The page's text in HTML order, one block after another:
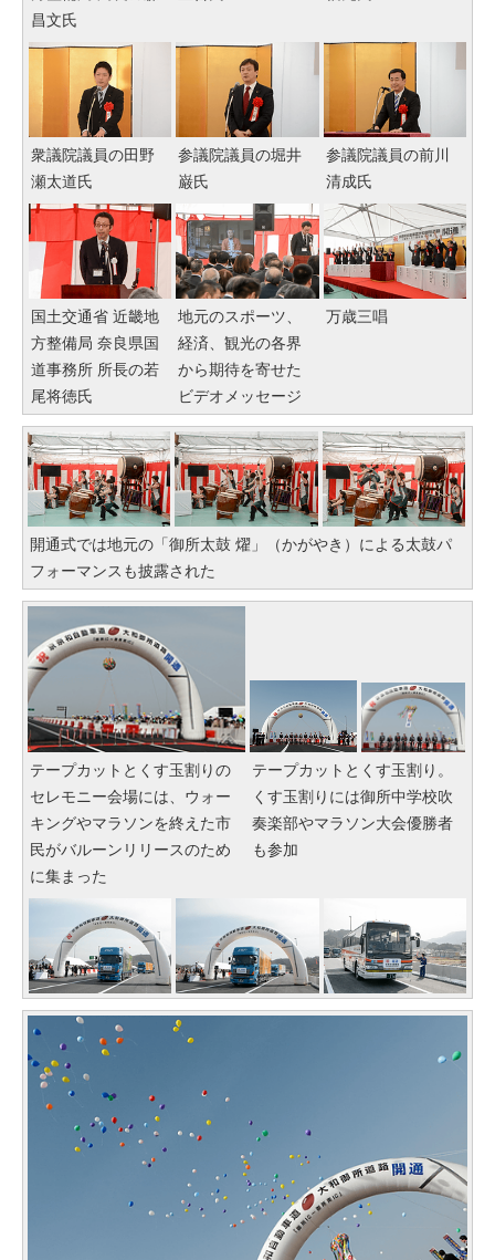
昌文氏
衆議院議員の田野
瀬太道氏
参議院議員の堀井
巌氏
参議院議員の前川
清成氏
国土交通省 近畿地
方整備局 奈良県国
道事務所 所長の若
尾将徳氏
地元のスポーツ、
経済、観光の各界
から期待を寄せた
ビデオメッセージ
万歳三唱
開通式では地元の「御所太鼓 燿」（かがやき）による太鼓パ
フォーマンスも披露された
テープカットとくす玉割りの
セレモニー会場には、ウォー
キングやマラソンを終えた市
民がバルーンリリースのため
に集まった
テープカットとくす玉割り。
くす玉割りには御所中学校吹
奏楽部やマラソン大会優勝者
も参加